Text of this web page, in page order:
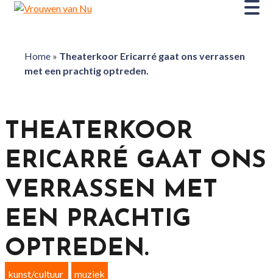
Home» Theaterkoor Ericarré gaat ons verrassen
met een prachtig optreden.
THEATERKOOR
ERICARRÉ GAAT ONS
VERRASSEN MET
EEN PRACHTIG
OPTREDEN.
kunst/cultuur muziek